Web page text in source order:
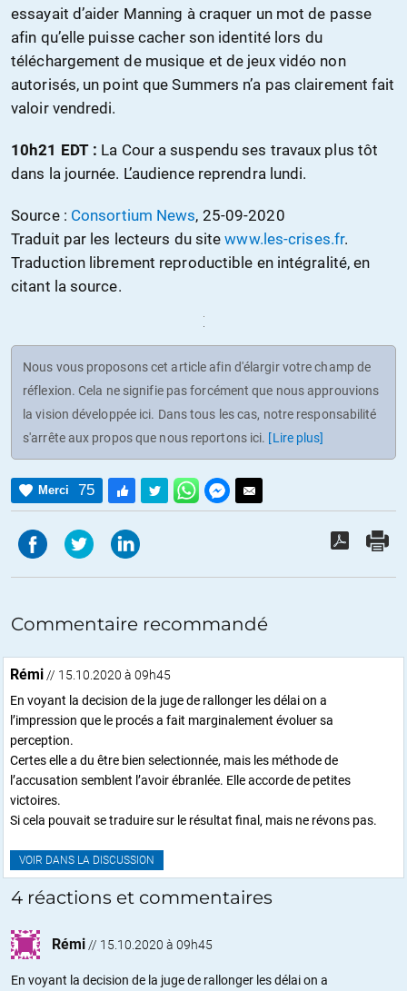
essayait d’aider Manning à craquer un mot de passe
afin qu’elle puisse cacher son identité lors du
téléchargement de musique et de jeux vidéo non
autorisés, un point que Summers n’a pas clairement fait
valoir vendredi.
10h21 EDT : La Cour a suspendu ses travaux plus tôt
dans la journée. L’audience reprendra lundi.
Source : Consortium News, 25-09-2020
Traduit par les lecteurs du sitewww.les-crises.fr.
Traduction librement reproductible en intégralité, en
citant la source.
Nous vous proposons cet article afin d'élargir votre champ de
réflexion. Cela ne signifie pas forcément que nous approuvions
la vision développée ici. Dans tous les cas, notre responsabilité
s'arrête aux propos que nous reportons ici. [Lire plus]
Merci 75
Commentaire recommandé
Rémi // 15.10.2020 à 09h45
En voyant la decision de la juge de rallonger les délai on a
l’impression que le procés a fait marginalement évoluer sa
perception.
Certes elle a du être bien selectionnée, mais les méthode de
l’accusation semblent l’avoir ébranlée. Elle accorde de petites
victoires.
Si cela pouvait se traduire sur le résultat final, mais ne révons pas.
VOIR DANS LA DISCUSSION
4 réactions et commentaires
Rémi // 15.10.2020 à 09h45
En voyant la decision de la juge de rallonger les délai on a